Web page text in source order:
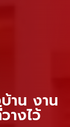
าน งาน
างไว้